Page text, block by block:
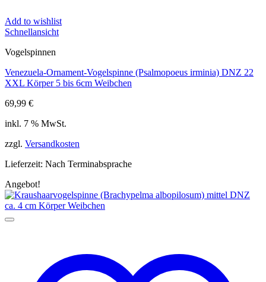
Add to wishlist
Schnellansicht
Vogelspinnen
Venezuela-Ornament-Vogelspinne (Psalmopoeus irminia) DNZ 22
XXL Körper 5 bis 6cm Weibchen
69,99 €
inkl. 7 % MwSt.
zzgl. Versandkosten
Lieferzeit: Nach Terminabsprache
Angebot!